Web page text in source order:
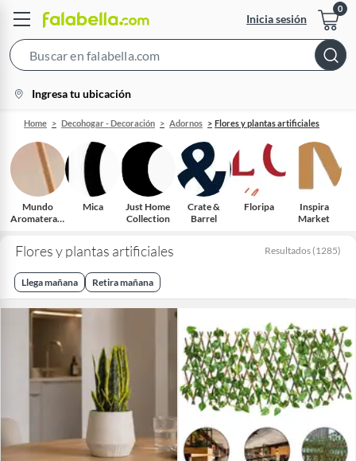
Inicia sesión
Bar
location-
icon
Ingresa tu ubicación
Home Decohogar - Decoración Adornos Flores y plantas artificiales
Mundo
Aromaterapi
Mica
Just Home
Collection
Crate &
Barrel
Floripa
Inspira
Market
Flores y plantas artificiales Resultados (1285)
Llega mañana Retira mañana